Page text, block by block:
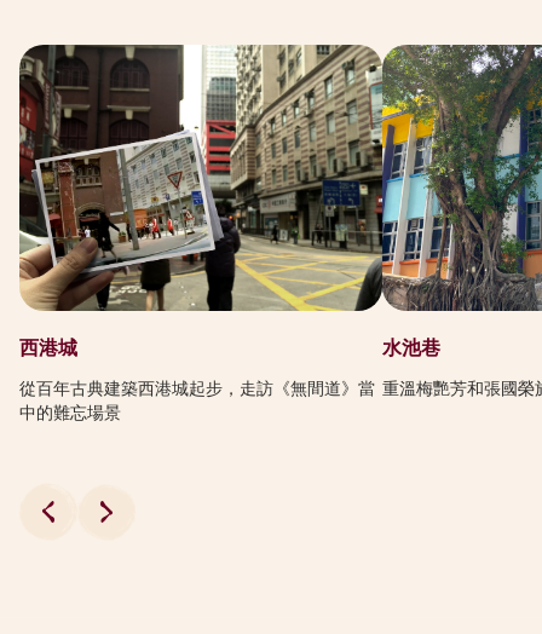
西港城
從百年古典建築西港城起步，走訪《無間道》當
中的難忘場景
水池巷
重溫梅艷芳和張國榮